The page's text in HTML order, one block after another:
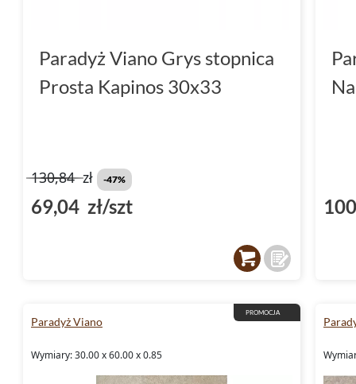
Paradyż Viano Grys stopnica
Prosta Kapinos 30x33
130,84zł -47%
69,04 zł/szt
PROMOCJA
Paradyż Viano
Wymiary: 30.00 x 60.00 x 0.85